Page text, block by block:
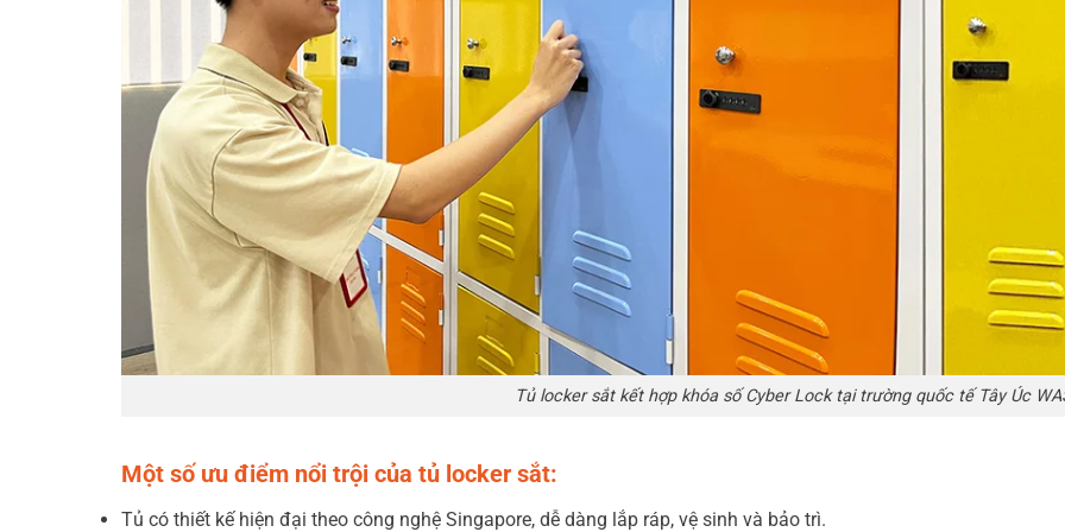
Tủ locker sắt kết hợp khóa số Cyber Lock tại trường quốc tế Tây Úc
Một số ưu điểm nổi trội của tủ locker sắt:
Tủ có thiết kế hiện đại theo công nghệ Singapore, dễ dàng lắp ráp, vệ sinh và bảo trì.